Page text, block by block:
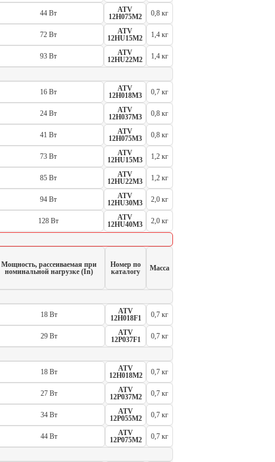
44 Вт
ATV
12H075M2
0,8 кг
72 Вт
ATV
12HU15M2
1,4 кг
93 Вт
ATV
12HU22M2
1,4 кг
16 Вт
ATV
12H018M3
0,7 кг
24 Вт
ATV
12H037M3
0,8 кг
41 Вт
ATV
12H075M3
0,8 кг
73 Вт
ATV
12HU15M3
1,2 кг
85 Вт
ATV
12HU22M3
1,2 кг
94 Вт
ATV
12HU30M3
2,0 кг
128 Вт
ATV
12HU40M3
2,0 кг
Мощность, рассеиваемая при
номинальной нагрузке (In)
Номер по
каталогу
Масса
18 Вт
ATV
12H018F1
0,7 кг
29 Вт
ATV
12P037F1
0,7 кг
18 Вт
ATV
12H018M2
0,7 кг
27 Вт
ATV
12P037M2
0,7 кг
34 Вт
ATV
12P055M2
0,7 кг
44 Вт
ATV
12P075M2
0,7 кг